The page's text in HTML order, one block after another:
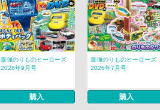
最強のりものヒーローズ
2026年9月号
購入
最強のりものヒーローズ
2026年7月号
購入